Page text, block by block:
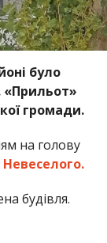
було
«Прильот»
громади.
на голову
будівля.